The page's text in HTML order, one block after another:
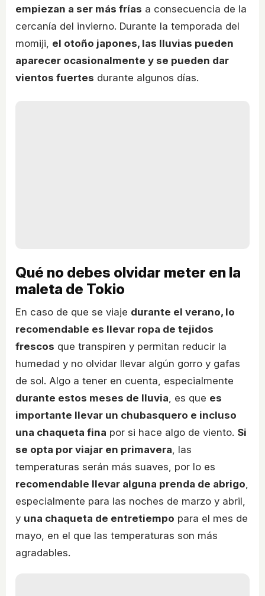
empiezan a ser más frías a consecuencia de la
cercanía del invierno. Durante la temporada del
momiji, el otoño japones, las lluvias pueden
aparecer ocasionalmente y se pueden dar
vientos fuertes durante algunos días.
Qué no debes olvidar meter en la
maleta de Tokio
En caso de que se viaje durante el verano, lo
recomendable es llevar ropa de tejidos
frescos que transpiren y permitan reducir la
humedad y no olvidar llevar algún gorro y gafas
de sol. Algo a tener en cuenta, especialmente
durante estos meses de lluvia, es que es
importante llevar un chubasquero e incluso
una chaqueta fina por si hace algo de viento. Si
se opta por viajar en primavera, las
temperaturas serán más suaves, por lo es
recomendable llevar alguna prenda de abrigo,
especialmente para las noches de marzo y abril,
y una chaqueta de entretiempo para el mes de
mayo, en el que las temperaturas son más
agradables.